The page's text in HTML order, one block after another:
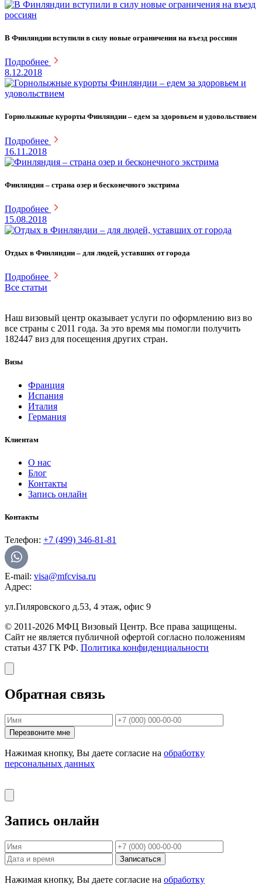
В Финляндии вступили в силу новые ограничения на въезд россиян
Подробнее
8.12.2018
Горнолыжные курорты Финляндии – едем за здоровьем и удовольствием
Подробнее
16.11.2018
Финляндия – страна озер и бесконечного экстрима
Подробнее
15.08.2018
Отдых в Финляндии – для людей, уставших от города
Подробнее
Все статьи
Наш визовый центр оказывает услуги по оформлению виз во
все страны с 2011 года. За это время мы помогли получить
182447 виз для посещения других стран.
Визы
Франция
Испания
Италия
Германия
Клиентам
О нас
Блог
Контакты
Запись онлайн
Контакты
Телефон: +7 (499) 346-81-81
E-mail: visa@mfcvisa.ru
Адрес:
ул.Гиляровского д.53, 4 этаж, офис 9
© 2011-2026 МФЦ Визовый Центр. Все права защищены.
Сайт не является публичной офертой согласно положениям
статьи 437 ГК РФ. Политика конфиденциальности
Обратная связь
Перезвоните мне
Нажимая кнопку, Вы даете согласие на обработку
персональных данных
Запись онлайн
Записаться
Нажимая кнопку, Вы даете согласие на обработку